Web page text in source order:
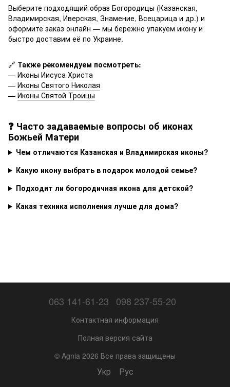
Выберите подходящий образ Богородицы (Казанская,
Владимирская, Иверская, Знамение, Всецарица и др.) и
оформите заказ онлайн — мы бережно упакуем икону и
быстро доставим её по Украине.
🔗 Также рекомендуем посмотреть:
— Иконы Иисуса Христа
— Иконы Святого Николая
— Иконы Святой Троицы
❓ Часто задаваемые вопросы об иконах
Божьей Матери
Чем отличаются Казанская и Владимирская иконы?
Какую икону выбрать в подарок молодой семье?
Подходит ли богородичная икона для детской?
Какая техника исполнения лучше для дома?
063 141-61-23 098 237-55-20
Контактная информация
Полная версия сайта
© Agnia 2026 Все права защищены
Укр Рус